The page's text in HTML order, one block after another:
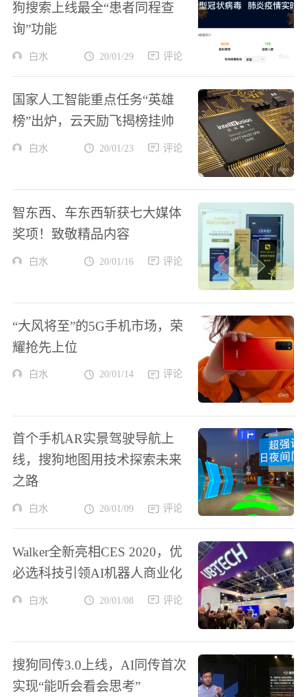
狗搜索上线最全“患者同程查
询”功能
白水 20/01/29 评论
国家人工智能重点任务“英雄
榜”出炉，云天励飞揭榜挂帅
白水 20/01/23 评论
智东西、车东西斩获七大媒体
奖项！致敬精品内容
白水 20/01/16 评论
“大风将至”的5G手机市场，荣
耀抢先上位
白水 20/01/14 评论
首个手机AR实景驾驶导航上
线，搜狗地图用技术探索未来
之路
白水 20/01/09 评论
Walker全新亮相CES 2020，优
必选科技引领AI机器人商业化
白水 20/01/08 评论
搜狗同传3.0上线，AI同传首次
实现“能听会看会思考”